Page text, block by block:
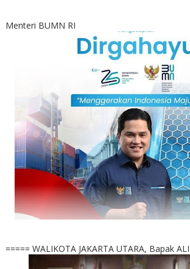
Menteri BUMN RI
===== WALIKOTA JAKARTA UTARA, Bapak